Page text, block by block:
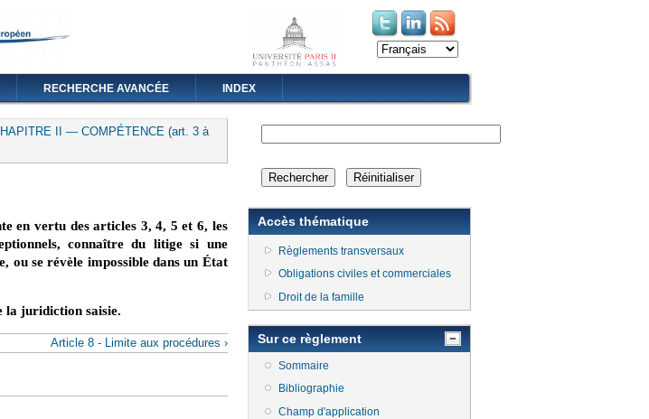
(le lien est externe)
(le lien est externe)
RECHERCHE AVANCÉE INDEX
II — COMPÉTENCE (art. 3 à
en vertu des articles 3, 4, 5 et 6, les
connaître du litige si une
ou se révèle impossible dans un État
la juridiction saisie.
Article 8 - Limite aux procédures ›
Accès thématique
Règlements transversaux
Obligations civiles et commerciales
Droit de la famille
Sur ce règlement
Sommaire
Bibliographie
Champ d'application